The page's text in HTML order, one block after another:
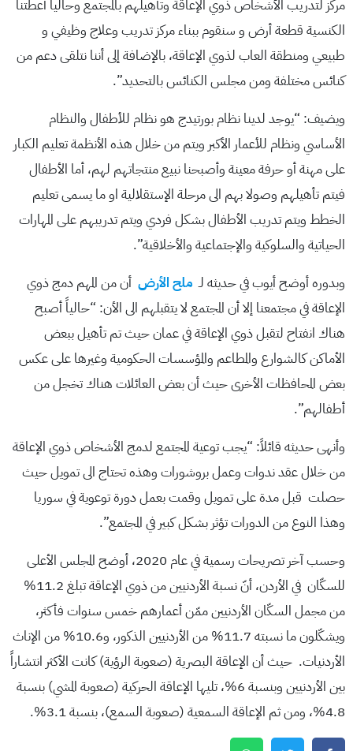
مركز لتدريب الأشخاص ذوي الإعاقة وتأهيلهم بالمجتمع وحالياً أعطتنا
الكنسية قطعة أرض و سنقوم ببناء مركز تدريب وعلاج وظيفي و
طبيعي ومنطقة العاب لذوي الإعاقة، بالإضافة إلى أننا نتلقى دعم من
كنائس مختلفة ومن مجلس الكنائس بالتحديد”.
ويضيف: “يوجد لدينا نظام بورتيدج هو نظام للأطفال والنظام
الأساسي ونظام للأعمار الأكبر ويتم من خلال هذه الأنظمة تعليم الكبار
على مهنة أو حرفة معينة وأصبحنا نبيع منتجاتهم لهم، أما الأطفال
فيتم تأهيلهم وصولا بهم الى مرحلة الإستقلالية او ما يسمى تعليم
الخطط ويتم تدريب الأطفال بشكل فردي ويتم تدريبهم على المهارات
الحياتية والسلوكية والإجتماعية والأخلاقية”.
وبدوره أوضح أيوب في حديثه لـ ملح الأرض أن من المهم دمج ذوي
الإعاقة في مجتمعنا إلا أن المجتمع لا يتقبلهم الى الأن: “حالياً أصبح
هناك انفتاح لتقبل ذوي الإعاقة في عمان حيث تم تأهيل ببعض
الأماكن كالشوارع والمطاعم والمؤسسات الحكومية وغيرها على عكس
بعض المحافظات الأخرى حيث أن بعض العائلات هناك تخجل من
أطفالهم”.
وأنهى حديثه قائلاً: “يجب توعية المجتمع لدمج الأشخاص ذوي الإعاقة
من خلال عقد ندوات وعمل بروشورات وهذه تحتاج الى تمويل حيث
حصلت قبل مدة على تمويل وقمت بعمل دورة توعوية في سوريا
وهذا النوع من الدورات تؤثر بشكل كبير في المجتمع”.
وحسب آخر تصريحات رسمية في عام 2020، أوضح المجلس الأعلى
للسكّان في الأردن، أنّ نسبة الأردنيين من ذوي الإعاقة تبلغ 11.2%
من مجمل السكّان الأردنيين ممّن أعمارهم خمس سنوات فأكثر،
ويشكّلون ما نسبته 11.7% من الأردنيين الذكور، و10.6% من الإناث
الأردنيات. حيث أن الإعاقة البصرية (صعوبة الرؤية) كانت الأكثر انتشاراً
بين الأردنيين وبنسبة 6%، تليها الإعاقة الحركية (صعوبة المشي) بنسبة
4.8%، ومن ثم الإعاقة السمعية (صعوبة السمع)، بنسبة 3.1%.